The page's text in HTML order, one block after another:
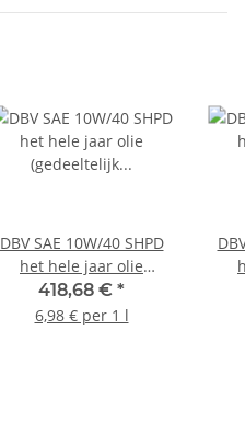
DBV SAE 10W/40 SHPD
het hele jaar olie
(gedeeltelijk synthetisch)
60 liter vat
418,68 € *
6,98 € per 1 l